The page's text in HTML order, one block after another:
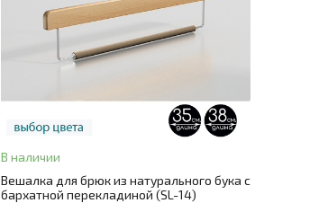
В наличии
Вешалка для брюк из натурального бука с
бархатной перекладиной (SL-14)
ЗАКАЗ В ОДИН КЛИК
Цвет натуральный бук (без покрытия)+ 2